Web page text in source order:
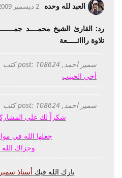
العبد لله وحده 2 ديسمبر 2009
تلاوة رااائـــــعة
سمير احمد, post: 108624 كتب
أخي الحبيب
سمير احمد, post: 108624 كتب
شكراً لك على
جعلها الله في
وجزاك الله
بارك الله فيك أستاذ سمير